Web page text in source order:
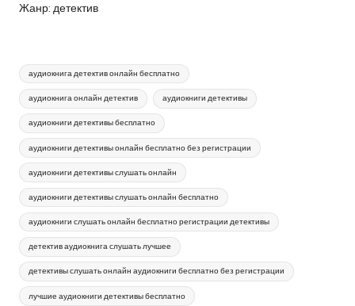
Жанр: детектив
Метки:
аудиокнига детектив онлайн бесплатно
аудиокнига онлайн детектив аудиокниги детективы
аудиокниги детективы бесплатно
аудиокниги детективы онлайн бесплатно без регистрации
аудиокниги детективы слушать онлайн
аудиокниги детективы слушать онлайн бесплатно
аудиокниги слушать онлайн бесплатно регистрации детективы
детектив аудиокнига слушать лучшее
детективы слушать онлайн аудиокниги бесплатно без регистрации
лучшие аудиокниги детективы бесплатно